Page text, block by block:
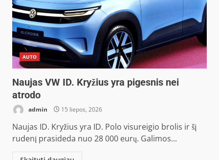
AUTO
Naujas VW ID. Kryžius yra pigesnis nei
atrodo
admin 15 liepos, 2026
Naujas ID. Kryžius yra ID. Polo visureigio brolis ir šį
rudenį prasideda nuo 28 000 eurų. Galimos...